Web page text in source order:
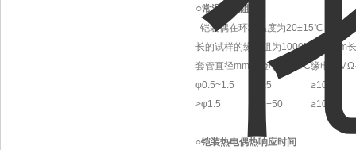
○常温缘电阻
铠装偶在环境温度为20±15℃，相对
长的试样的缘电阻为1000MΩ；10m
套管直径mm 试验电压V-DC缘电阻
φ0.5~1.5
50±5
≥1000
>φ1.5
500+50 ≥1000
○铠装热电偶热响应时间